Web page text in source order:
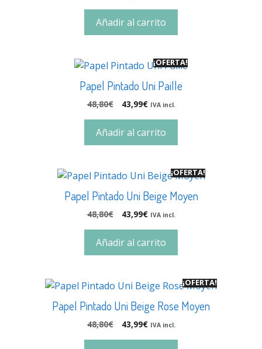
Añadir al carrito
¡OFERTA!
Papel Pintado Uni Paille
48,80€ 43,99€ IVA incl.
Añadir al carrito
¡OFERTA!
Papel Pintado Uni Beige Moyen
48,80€ 43,99€ IVA incl.
Añadir al carrito
¡OFERTA!
Papel Pintado Uni Beige Rose Moyen
48,80€ 43,99€ IVA incl.